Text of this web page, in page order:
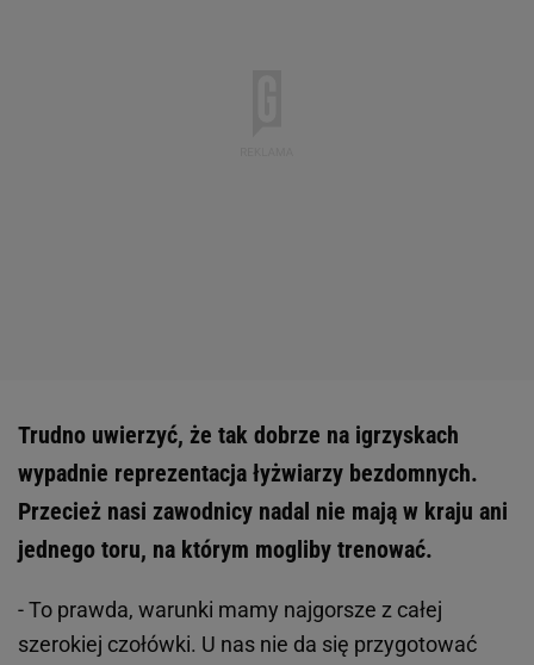
Trudno uwierzyć, że tak dobrze na igrzyskach
wypadnie reprezentacja łyżwiarzy bezdomnych.
Przecież nasi zawodnicy nadal nie mają w kraju ani
jednego toru, na którym mogliby trenować.
- To prawda, warunki mamy najgorsze z całej
szerokiej czołówki. U nas nie da się przygotować